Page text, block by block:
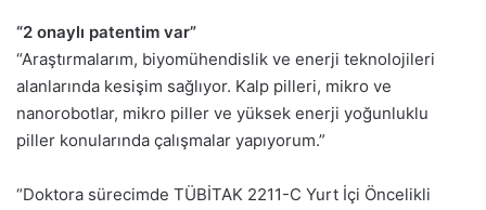
“2 onaylı patentim var”
“Araştırmalarım, biyomühendislik ve enerji teknolojileri
alanlarında kesişim sağlıyor. Kalp pilleri, mikro ve
nanorobotlar, mikro piller ve yüksek enerji yoğunluklu
piller konularında çalışmalar yapıyorum.”
“Doktora sürecimde TÜBİTAK 2211-C Yurt İçi Öncelikli